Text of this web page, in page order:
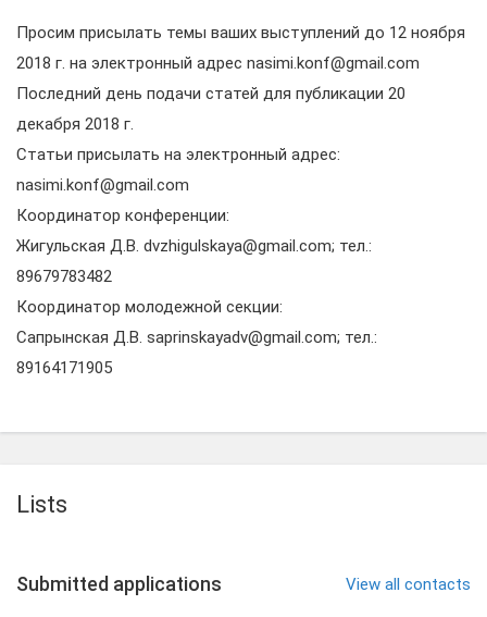
Просим присылать темы ваших выступлений до 12 ноября
2018 г. на электронный адрес nasimi.konf@gmail.com
Последний день подачи статей для публикации 20
декабря 2018 г.
Статьи присылать на электронный адрес:
nasimi.konf@gmail.com
Координатор конференции:
Жигульская Д.В. dvzhigulskaya@gmail.com; тел.:
89679783482
Координатор молодежной секции:
Сапрынская Д.В. saprinskayadv@gmail.com; тел.:
89164171905
Lists
Submitted applications View all contacts